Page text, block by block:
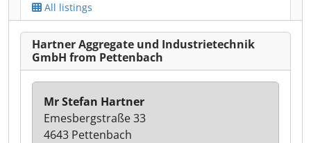
All listings
Hartner Aggregate und Industrietechnik
GmbH from Pettenbach
Mr Stefan Hartner
Emesbergstraße 33
4643 Pettenbach